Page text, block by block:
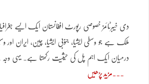
دی خیبرٹائمز خصوصی رپورٹ افغانستان ایک ایسے
ملک ہے جو وسطی ایشیا، جنوبی ایشیا، چین، ایران اور
درمیان ایک اہم پل کی حیثیت رکھتا ہے۔ یہی وجہ
مزید پڑھیں